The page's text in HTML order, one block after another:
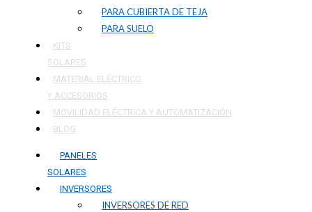
PARA CUBIERTA DE TEJA
PARA SUELO
KITS
SOLARES
MATERIAL ELÉCTRICO
Y ACCESORIOS
MOVILIDAD ELÉCTRICA Y AUTOMATIZACIÓN
BLOG
PANELES
SOLARES
INVERSORES
INVERSORES DE RED